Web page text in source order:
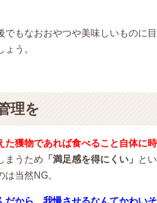
もなおおやつや美味しいものに
う。
理を
た獲物であれば食べること自体に
まうため 「満足感を得にくい」
と
当然NG。
から、我慢させるなんてかわいそ